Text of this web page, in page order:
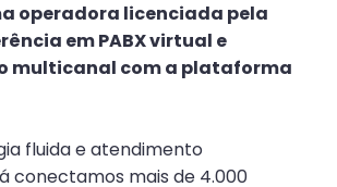
operadora licenciada pela
em PABX virtual e
multicanal com a plataforma
fluida e atendimento
conectamos mais de 4.000